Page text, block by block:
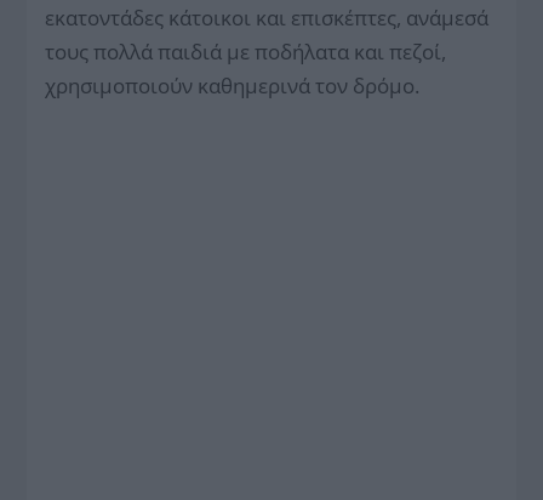
εκατοντάδες κάτοικοι και επισκέπτες, ανάμεσά
τους πολλά παιδιά με ποδήλατα και πεζοί,
χρησιμοποιούν καθημερινά τον δρόμο.